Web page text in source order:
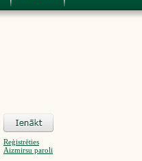
Reģistrēties
Aizmirsu paroli